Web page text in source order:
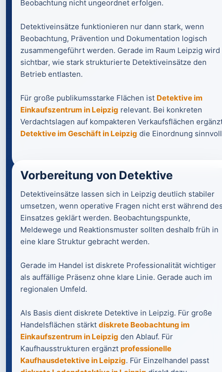
Beobachtung nicht ungeordnet erfolgen.
Detektiveinsätze funktionieren nur dann stark, wenn
Beobachtung, Prävention und Dokumentation logisch
zusammengeführt werden. Gerade im Raum Leipzig wird
sichtbar, wie stark strukturierte Detektiveinsätze den
Betrieb entlasten.
Für große publikumsstarke Flächen ist Detektive im
Einkaufszentrum in Leipzig relevant. Bei konkreten
Verdachtslagen auf kompakteren Verkaufsflächen
Detektive im Geschäft in Leipzig die Einordnung
Vorbereitung von Detektive
Detektiveinsätze lassen sich in Leipzig deutlich stabiler
umsetzen, wenn operative Fragen nicht erst während
Einsatzes geklärt werden. Beobachtungspunkte,
Meldewege und Reaktionsmuster sollten deshalb früh in
eine klare Struktur gebracht werden.
Gerade im Handel ist diskrete Professionalität wichtiger
als auffällige Präsenz ohne klare Linie. Gerade auch im
regionalen Umfeld.
Als Basis dient diskrete Detektive in Leipzig. Für große
Handelsflächen stärkt diskrete Beobachtung im
Einkaufszentrum in Leipzig den Ablauf. Für
Kaufhausstrukturen ergänzt professionelle
Kaufhausdetektive in Leipzig. Für Einzelhandel passt